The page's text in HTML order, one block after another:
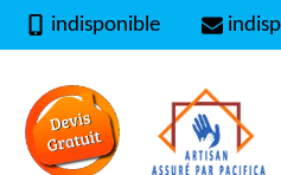
indisponible